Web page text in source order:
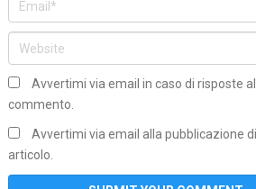
Avvertimi via email in caso di risposte
commento.
Avvertimi via email alla pubblicazione
articolo.